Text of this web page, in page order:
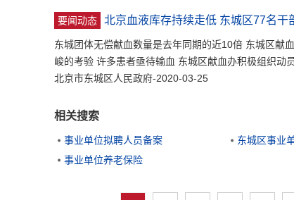
要闻动态 北京血液库存持续走低 东城区77名干
东城团体无偿献血数量是去年同期的近10倍 东城区献
峻的考验 许多患者亟待输血 东城区献血办积极组织动
北京市东城区人民政府-2020-03-25
相关搜索
事业单位拟聘人员备案 东城区事业
事业单位养老保险